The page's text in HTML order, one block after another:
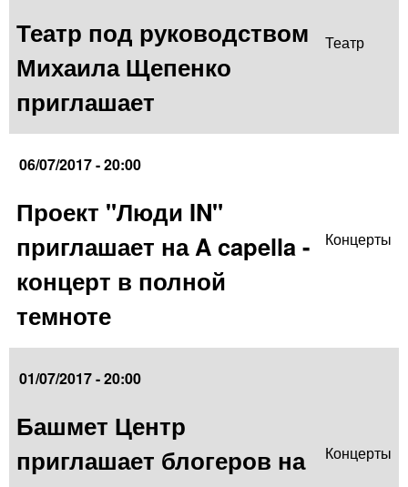
Театр под руководством
Михаила Щепенко
приглашает
Театр
06/07/2017 - 20:00
Проект "Люди IN"
приглашает на A capella -
концерт в полной
темноте
Концерты
01/07/2017 - 20:00
Башмет Центр
приглашает блогеров на
Концерты